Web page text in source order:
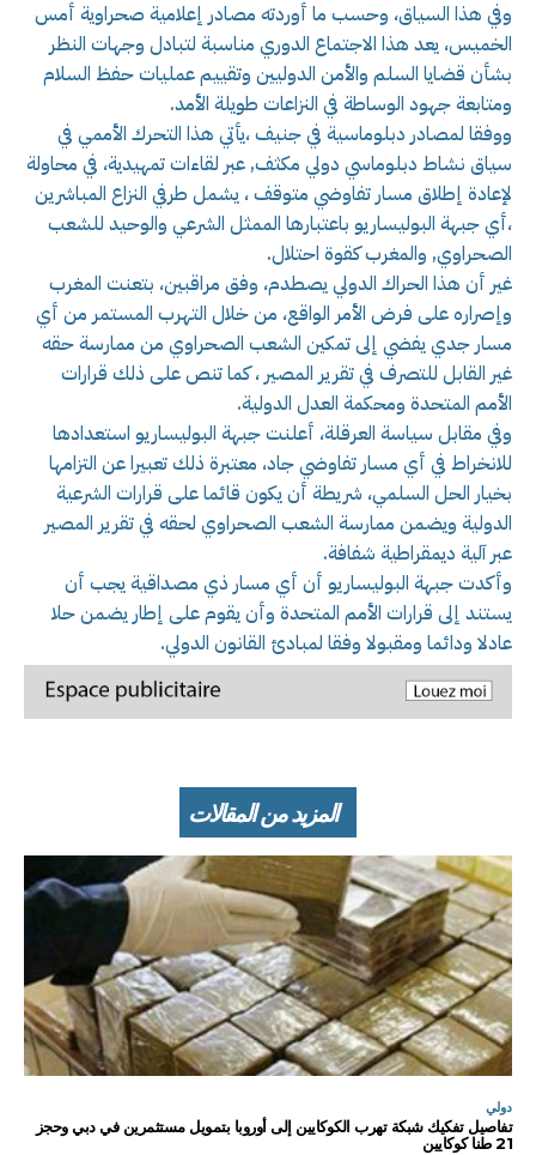
وفي هذا السياق، وحسب ما أوردته مصادر إعلامية صحراوية أمس
الخميس، يعد هذا الاجتماع الدوري مناسبة لتبادل وجهات النظر
بشأن قضايا السلم والأمن الدوليين وتقييم عمليات حفظ السلام
ومتابعة جهود الوساطة في النزاعات طويلة الأمد.
ووفقا لمصادر دبلوماسية في جنيف ،يأتي هذا التحرك الأممي في
سياق نشاط دبلوماسي دولي مكثف, عبر لقاءات تمهيدية، في محاولة
لإعادة إطلاق مسار تفاوضي متوقف ، يشمل طرفي النزاع المباشرين
،أي جبهة البوليساريو باعتبارها الممثل الشرعي والوحيد للشعب
الصحراوي, والمغرب كقوة احتلال.
غير أن هذا الحراك الدولي يصطدم، وفق مراقبين، بتعنت المغرب
وإصراره على فرض الأمر الواقع، من خلال التهرب المستمر من أي
مسار جدي يفضي إلى تمكين الشعب الصحراوي من ممارسة حقه
غير القابل للتصرف في تقرير المصير ، كما تنص على ذلك قرارات
الأمم المتحدة ومحكمة العدل الدولية.
وفي مقابل سياسة العرقلة، أعلنت جبهة البوليساريو استعدادها
للانخراط في أي مسار تفاوضي جاد، معتبرة ذلك تعبيرا عن التزامها
بخيار الحل السلمي، شريطة أن يكون قائما على قرارات الشرعية
الدولية ويضمن ممارسة الشعب الصحراوي لحقه في تقرير المصير
عبر آلية ديمقراطية شفافة.
وأكدت جبهة البوليساريو أن أي مسار ذي مصداقية يجب أن
يستند إلى قرارات الأمم المتحدة وأن يقوم على إطار يضمن حلا
عادلا ودائما ومقبولا وفقا لمبادئ القانون الدولي.
المزيد من المقالات
دولي
تفاصيل تفكيك شبكة تهرب الكوكايين إلى أوروبا بتمويل مستثمرين في دبي وحجز
21 طنا كوكايين